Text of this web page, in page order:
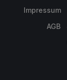
Impressum
AGB